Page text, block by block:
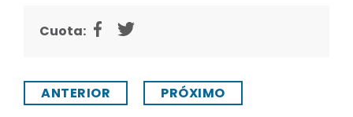
Cuota:
ANTERIOR PRÓXIMO